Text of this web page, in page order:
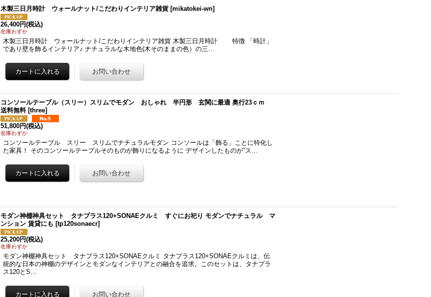
木製三日月時計 ウォールナット/こだわりインテリア雑貨 [mikatokei-wn]
26,400円(税込)
在庫わずか
木製三日月時計 ウォールナット/こだわりインテリア雑貨 木製三日月時計 特徴 「時計」
であり壁を飾るインテリア♪ ナチュラルな木地色(木そのままの色）の三…
コンソールテーブル（スリー）スリムでモダン おしゃれ 半円形 玄関に最適 奥行23ｃｍ
送料無料 [three]
51,800円(税込)
在庫わずか
コンソールテーブル スリー スリムでナチュラルモダン コンソールは「飾る」ことに特化し
た家具！ そのコンソールテーブルそのものが飾りになるように デザインしたものが”ス…
モダン神棚神具セット タナプラス120+SONAEクルミ すぐにお祀り モダンでナチュラル マ
ンション 賃貸にも [tp120sonaecr]
25,200円(税込)
在庫わずか
モダン神棚神具セット タナプラス120+SONAEクルミ タナプラス120+SONAEクルミは、伝
統的な日本の神棚のデザインとモダンなインテリアとの融合を追求。このセットは、タナプラ
ス120とS…